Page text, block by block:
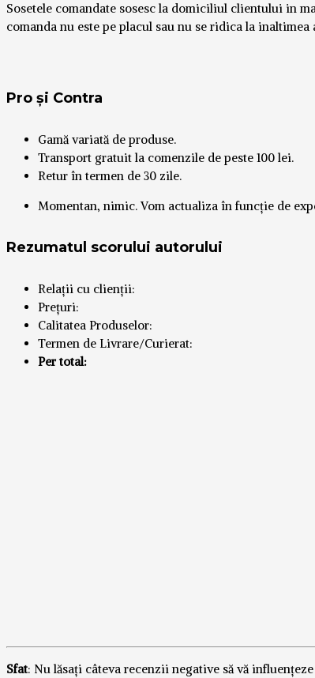
Sosetele comandate sosesc la domiciliul clientului in
comanda nu este pe placul sau nu se ridica la
Pro și Contra
Gamă variată de produse.
Transport gratuit la comenzile de peste 100 lei.
Retur în termen de 30 zile.
Momentan, nimic. Vom actualiza în funcție de
Rezumatul scorului autorului
Relații cu clienții:
Prețuri:
Calitatea Produselor:
Termen de Livrare/Curierat:
Per total:
Sfat: Nu lăsați câteva recenzii negative să vă